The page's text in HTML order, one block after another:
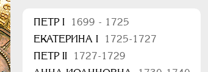
ПEТР I
1699 - 1725
ЕКАТЕРИНА I
1725-1727
ПЕТР II
1727-1729